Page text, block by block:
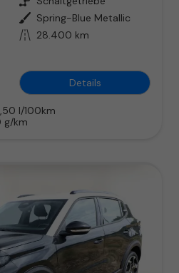
Außenfarbe Spring-Blue Metallic
Kilometerstand 28.400 km
Details
l/100km
g/km